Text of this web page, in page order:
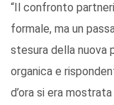
“Il confronto
formale, ma un
stesura della nuova
organica e
d’ora si era